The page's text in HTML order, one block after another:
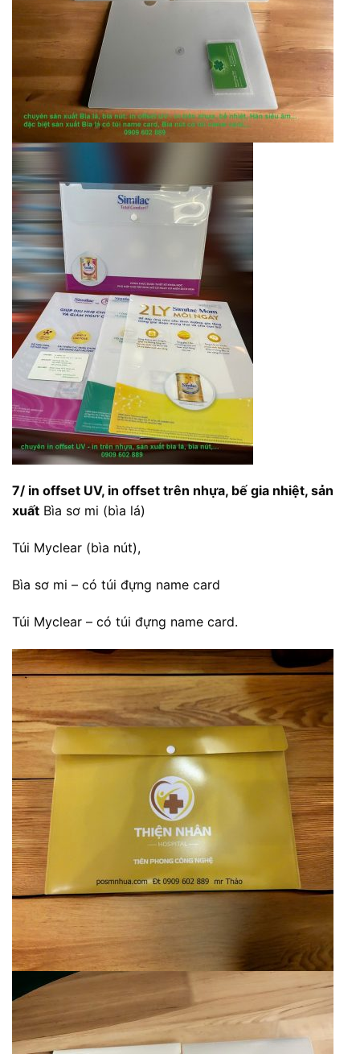
7/ in offset UV, in offset trên nhựa, bế gia nhiệt, sản
xuất Bìa sơ mi (bìa lá)
Túi Myclear (bìa nút),
Bìa sơ mi – có túi đựng name card
Túi Myclear – có túi đựng name card.